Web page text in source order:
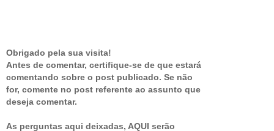
Obrigado pela sua visita!
Antes de comentar, certifique-se de que estará
comentando sobre o post publicado. Se não
for, comente no post referente ao assunto que
deseja comentar.
As perguntas aqui deixadas, AQUI serão